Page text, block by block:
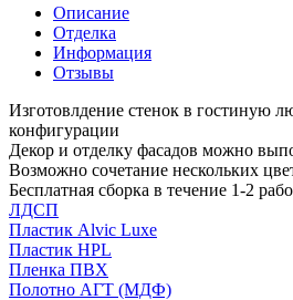
Описание
Отделка
Информация
Отзывы
Изготовлдение стенок в гостиную
конфигурации
Декор и отделку фасадов можно
Возможно сочетание нескольких
Бесплатная сборка в течение 1-2
ЛДСП
Пластик Alvic Luxe
Пластик HPL
Пленка ПВХ
Полотно АГТ (МДФ)